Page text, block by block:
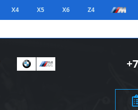
X4 X5 X6 Z4